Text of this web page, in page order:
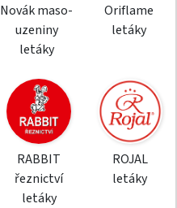
Novák maso-
uzeniny
letáky
Oriflame
letáky
RABBIT
řeznictví
letáky
ROJAL
letáky